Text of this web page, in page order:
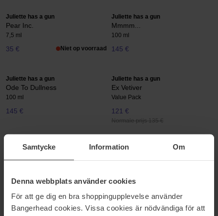
Samtycke Information Om
Denna webbplats använder cookies
För att ge dig en bra shoppingupplevelse använder
Bangerhead cookies. Vissa cookies är nödvändiga för att
Juliette has a gun
Pear Inc.
7,5 ml
35 € Niet op voorraad
Juliette has a gun
Mmmm...
100 ml
145 €
Juliette has a gun
Ode To Dullness
100 ml
145 €
Juliette has a gun
Ex Vetiver
Value Pack
121 €
Normale prijs 135 €
Musc Invisible
7,5 ml
Lipstick Fever
50 ml
Not A Room Spray Not A Home Diffuser